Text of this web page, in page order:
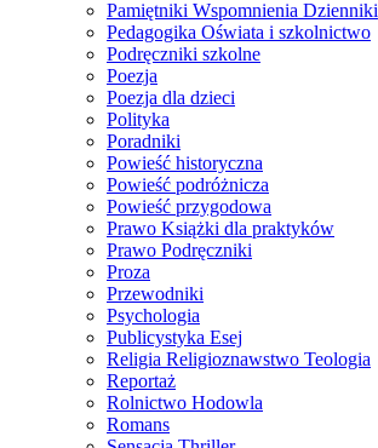
Pamiętniki Wspomnienia Dzienniki
Pedagogika Oświata i szkolnictwo
Podręczniki szkolne
Poezja
Poezja dla dzieci
Polityka
Poradniki
Powieść historyczna
Powieść podróżnicza
Powieść przygodowa
Prawo Książki dla praktyków
Prawo Podręczniki
Proza
Przewodniki
Psychologia
Publicystyka Esej
Religia Religioznawstwo Teologia
Reportaż
Rolnictwo Hodowla
Romans